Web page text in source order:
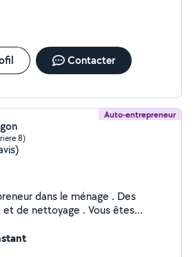
Contacter
Auto-entrepreneur
8)
nettoyage . Vous êtes
votre maison ! Nous sommes